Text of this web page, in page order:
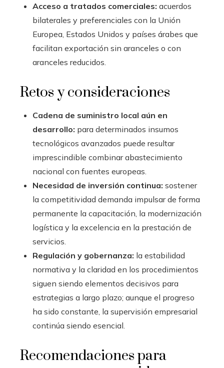
Acceso a tratados comerciales: acuerdos
bilaterales y preferenciales con la Unión
Europea, Estados Unidos y países árabes que
facilitan exportación sin aranceles o con
aranceles reducidos.
Retos y consideraciones
Cadena de suministro local aún en
desarrollo: para determinados insumos
tecnológicos avanzados puede resultar
imprescindible combinar abastecimiento
nacional con fuentes europeas.
Necesidad de inversión continua: sostener
la competitividad demanda impulsar de forma
permanente la capacitación, la modernización
logística y la excelencia en la prestación de
servicios.
Regulación y gobernanza: la estabilidad
normativa y la claridad en los procedimientos
siguen siendo elementos decisivos para
estrategias a largo plazo; aunque el progreso
ha sido constante, la supervisión empresarial
continúa siendo esencial.
Recomendaciones para